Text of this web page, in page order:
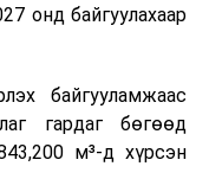
асуулт-хариулт,
ажиллах дасгал,
дадлага зэрэг
зохион байгуулж
онд байгуулахаар
байгууламжаас
гардаг бөгөөд
м³-д хүрсэн